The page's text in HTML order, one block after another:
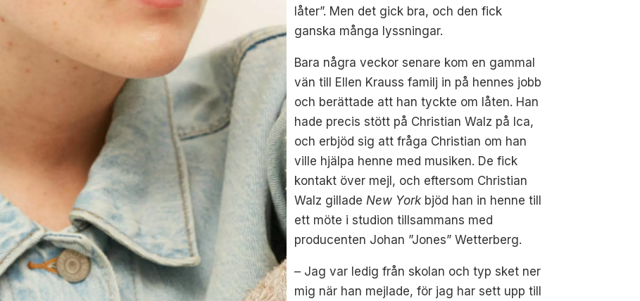
låter”. Men det gick bra, och den fick
ganska många lyssningar.
Bara några veckor senare kom en gammal
vän till Ellen Krauss familj in på hennes jobb
och berättade att han tyckte om låten. Han
hade precis stött på Christian Walz på Ica,
och erbjöd sig att fråga Christian om han
ville hjälpa henne med musiken. De fick
kontakt över mejl, och eftersom Christian
Walz gilladeNew Yorkbjöd han in henne till
ett möte i studion tillsammans med
producenten Johan ”Jones” Wetterberg.
– Jag var ledig från skolan och typ sket ner
mig när han mejlade, för jag har sett upp till